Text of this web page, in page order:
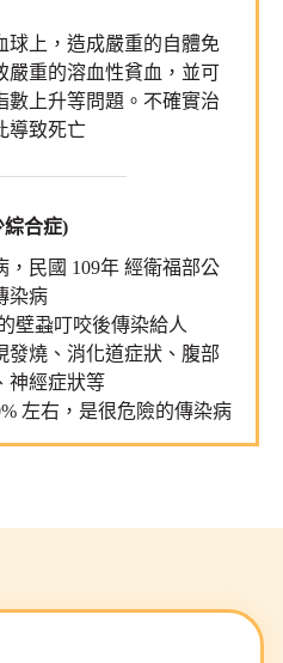
球上，造成嚴重的自體免
嚴重的溶血性貧血，並可
數上升等問題。不確實治
導致死亡
綜合症)
，民國 109年 經衛福部公
染病
壁蝨叮咬後傳染給人
發燒、消化道症狀、腹部
神經症狀等
左右，是很危險的傳染病